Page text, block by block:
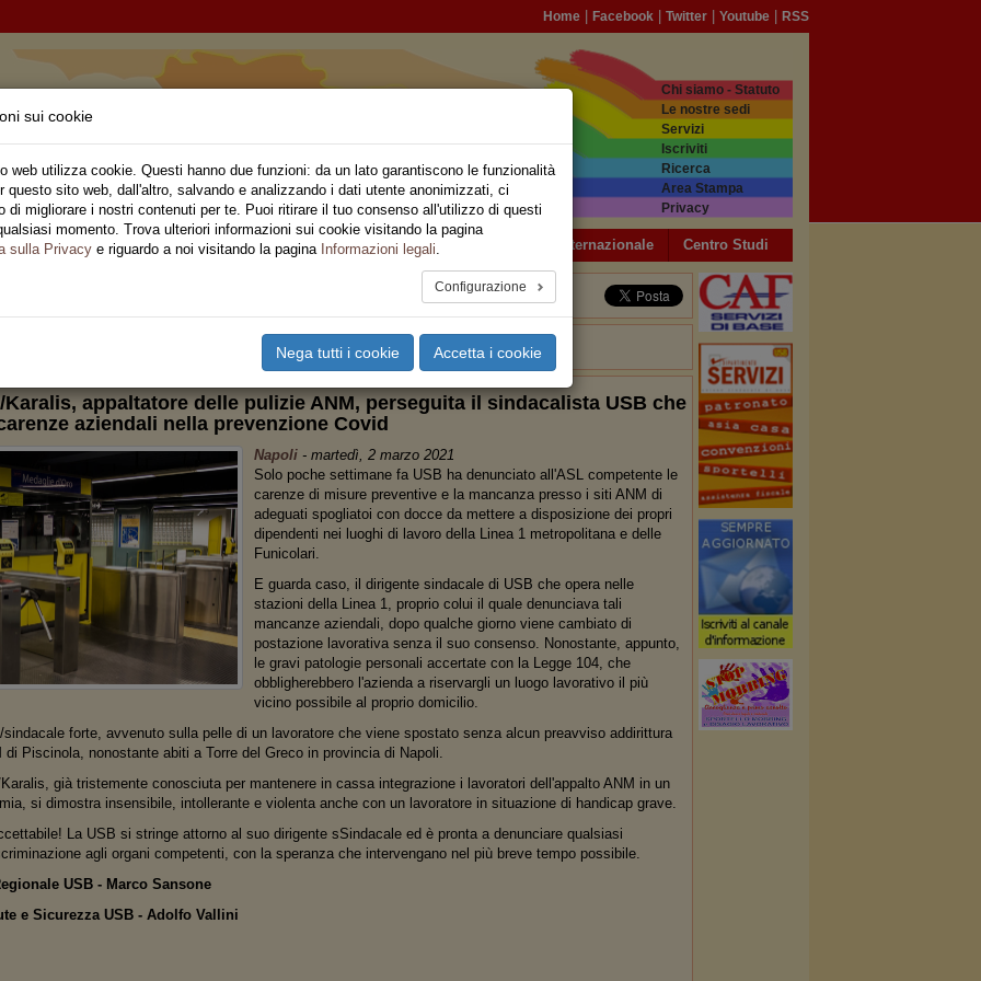
Home Facebook Twitter Youtube RSS
Regionale
Chi siamo - Statuto
Le nostre sedi
Servizi
Iscriviti
Ricerca
Area Stampa
Privacy
Privato Territori Sociale Speciali Multimedia Internazionale Centro Studi
Napoli
appaltatore delle pulizie ANM, perseguita il sindacalista USB che
aziendali nella prevenzione Covid
Napoli- martedì, 2 marzo 2021
Solo poche settimane fa USB ha denunciato all'ASL competente le
carenze di misure preventive e la mancanza presso i siti ANM di
adeguati spogliatoi con docce da mettere a disposizione dei propri
dipendenti nei luoghi di lavoro della Linea 1 metropolitana e delle
Funicolari.
E guarda caso, il dirigente sindacale di USB che opera nelle
stazioni della Linea 1, proprio colui il quale denunciava tali
mancanze aziendali, dopo qualche giorno viene cambiato di
postazione lavorativa senza il suo consenso. Nonostante, appunto,
le gravi patologie personali accertate con la Legge 104, che
obbligherebbero l'azienda a riservargli un luogo lavorativo il più
vicino possibile al proprio domicilio.
forte, avvenuto sulla pelle di un lavoratore che viene spostato senza alcun preavviso addirittura
di Piscinola, nonostante abiti a Torre del Greco in provincia di Napoli.
già tristemente conosciuta per mantenere in cassa integrazione i lavoratori dell'appalto ANM in un
si dimostra insensibile, intollerante e violenta anche con un lavoratore in situazione di handicap grave.
La USB si stringe attorno al suo dirigente sSindacale ed è pronta a denunciare qualsiasi
agli organi competenti, con la speranza che intervengano nel più breve tempo possibile.
USB - Marco Sansone
e Sicurezza USB - Adolfo Vallini
sui cookie
web utilizza cookie. Questi hanno due funzioni: da un lato garantiscono le funzionalità
questo sito web, dall'altro, salvando e analizzando i dati utente anonimizzati, ci
di migliorare i nostri contenuti per te. Puoi ritirare il tuo consenso all'utilizzo di questi
momento. Trova ulteriori informazioni sui cookie visitando la pagina
sulla Privacy e riguardo a noi visitando la pagina Informazioni legali.
Configurazione
Nega tutti i cookie Accetta i cookie